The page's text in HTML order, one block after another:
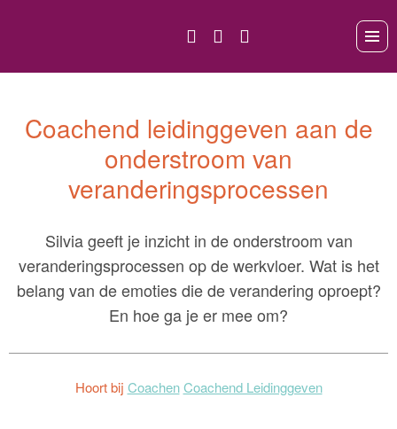
Coachend leidinggeven aan de
onderstroom van
veranderingsprocessen
Silvia geeft je inzicht in de onderstroom van
veranderingsprocessen op de werkvloer. Wat is het
belang van de emoties die de verandering oproept?
En hoe ga je er mee om?
Hoort bij Coachen Coachend Leidinggeven